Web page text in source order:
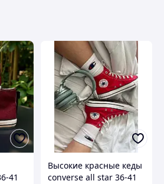
41
Высокие красные кеды
converse all star 36-41